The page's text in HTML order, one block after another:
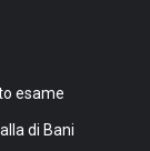
esame
di Bani